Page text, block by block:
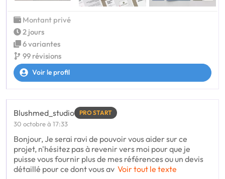
Montant privé
2 jours
6 variantes
99 révisions
Voir le profil
Blushmed_studio PRO START
30 octobre à 17:33
Bonjour, Je serai ravi de pouvoir vous aider sur ce
projet, n'hésitez pas à revenir vers moi pour que je
puisse vous fournir plus de mes références ou un devis
détaillé pour ce dont vous av Voir tout le texte